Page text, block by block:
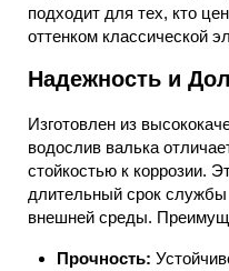
подходит для тех, кто
оттенком классической
Надежность и
Изготовлен из
водослив валька
стойкостью к коррозии.
длительный срок службы
внешней среды.
Прочность: